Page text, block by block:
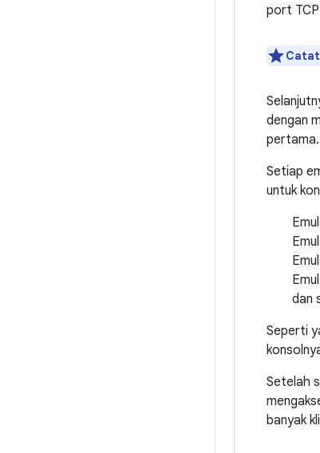
port
dengan
Setiap
untuk
dan
Seperti
Setelah
banyak